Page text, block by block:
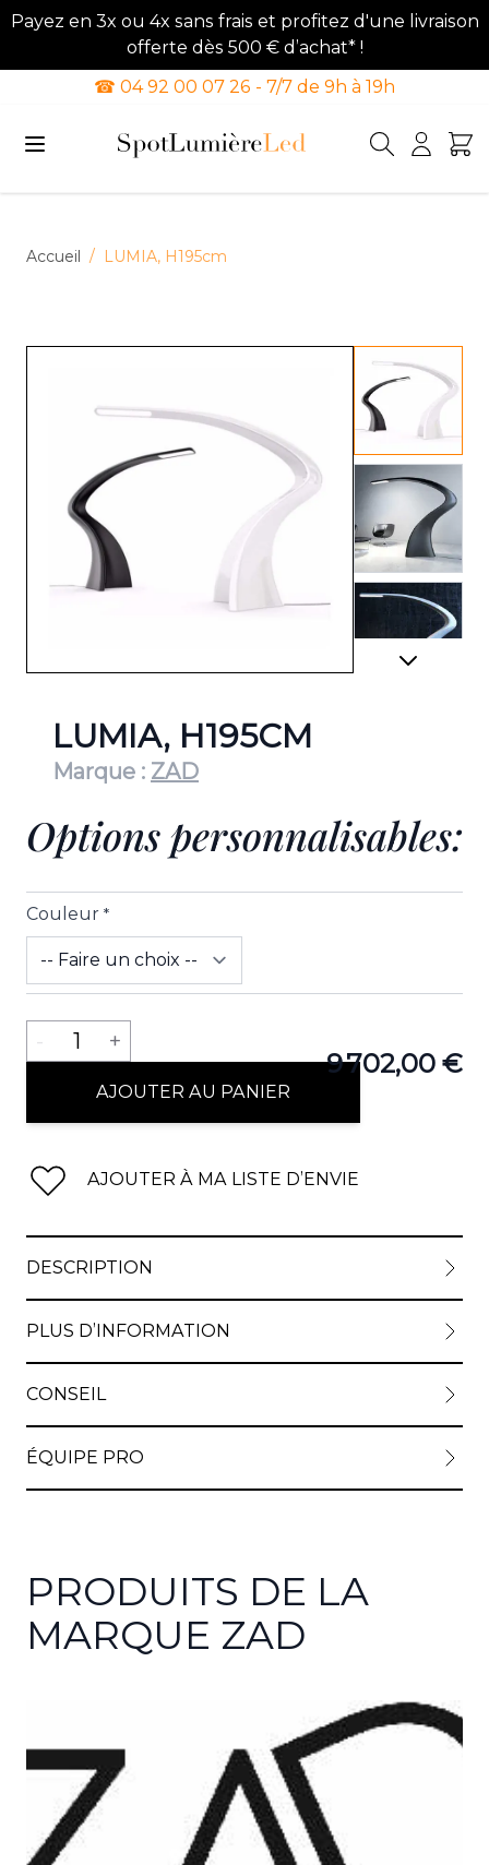
Payez en 3x ou 4x sans frais et profitez d'une livraison
offerte dès 500 € d’achat* !
☎ 04 92 00 07 26 - 7/7 de 9h à 19h
Accueil / LUMIA, H195cm
View
View
View
View
LUMIA, H195CM
Marque : ZAD
Options personnalisables:
Couleur *
9 702,00 €
Quantité
- 1 +
AJOUTER AU PANIER
AJOUTER À MA LISTE D’ENVIE
DESCRIPTION
PLUS D’INFORMATION
CONSEIL
ÉQUIPE PRO
PRODUITS DE LA
MARQUE ZAD